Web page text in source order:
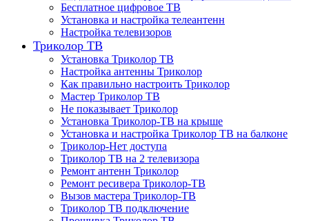
Бесплатное цифровое ТВ
Установка и настройка телеантенн
Настройка телевизоров
Триколор ТВ
Установка Триколор ТВ
Настройка антенны Триколор
Как правильно настроить Триколор
Мастер Триколор ТВ
Не показывает Триколор
Установка Триколор-ТВ на крыше
Установка и настройка Триколор ТВ на балконе
Триколор-Нет доступа
Триколор ТВ на 2 телевизора
Ремонт антенн Триколор
Ремонт ресивера Триколор-ТВ
Вызов мастера Триколор-ТВ
Триколор ТВ подключение